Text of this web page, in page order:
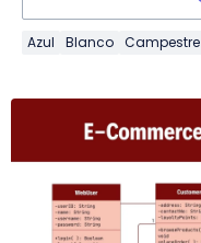
Azul Blanco Campestre